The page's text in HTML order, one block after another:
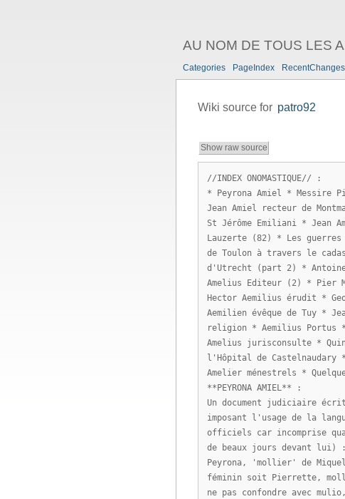
AU NOM DE TOUS LES
Categories PageIndex RecentChanges
Wiki source for patro92
Show raw source
//INDEX ONOMASTIQUE// :
* Peyrona Amiel * Messire
Jean Amiel recteur de
St Jérôme Emiliani * Jean
Lauzerte (82) * Les
de Toulon à travers le
d'Utrecht (part 2) * Antoine
Amelius Editeur (2) * Pier
Hector Aemilius érudit *
Aemilien évêque de Tuy *
religion * Aemilius Portus *
Amelius jurisconsulte *
l'Hôpital de Castelnaudary
Amelier ménestrels *
**PEYRONA AMIEL** :
Un document judiciaire
imposant l'usage de la
officiels car incomprise
de beaux jours devant
Peyrona, 'mollier' de
féminin soit Pierrette,
ne pas confondre avec